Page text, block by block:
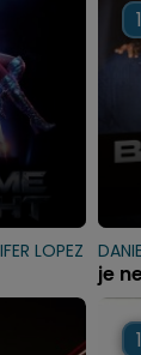
LOPEZ
je